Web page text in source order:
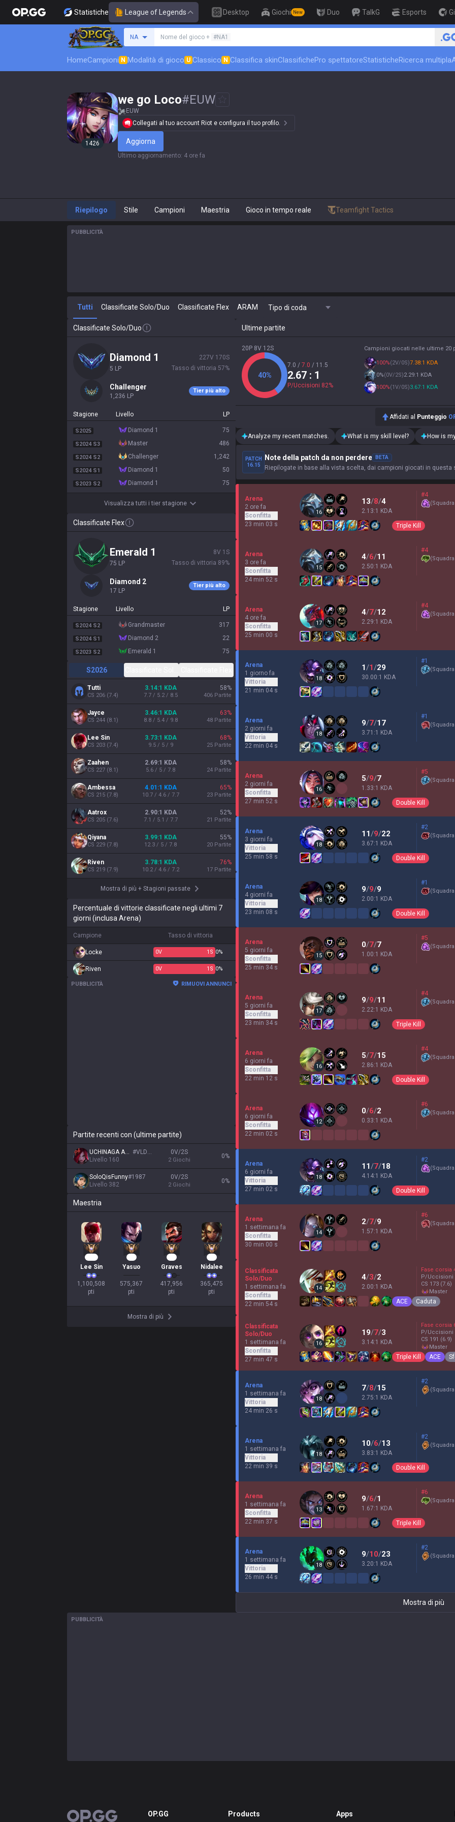
Statistiche League of Legends Desktop Giochi New Duo TalkG Esports
NA
Cerca un evocatore
Nome del gioco + #NA1
HomeCampioni N Modalità di gioco U Classico N Classifica skinClassifichePro spettatoreStatisticheRicerca multipla
1426
we go Loco#EUW
EUW
Collegati al tuo account Riot e configura il tuo profilo.
Aggiorna
Ultimo aggiornamento: 4 ore fa
Riepilogo Stile Campioni Maestria Gioco in tempo reale Teamfight Tactics
PUBBLICITÀ
Tutti Classificate Solo/Duo Classificate Flex ARAM Tipo di coda
Classificate Solo/Duo
diamond 1
5 LP
227V 170S
Tasso di vittoria 57%
challenger
1,236 LP
Tier più alto
Stagione Livello LP
S2025 diamond 1 75
S2024 S3 master 486
S2024 S2 challenger 1,242
S2024 S1 diamond 1 50
S2023 S2 diamond 1 75
Visualizza tutti i tier stagione
Classificate Flex
emerald 1
75 LP
8V 1 S
Tasso di vittoria 89%
diamond 2
17 LP
Tier più alto
Stagione Livello LP
S2024 S2 grandmaster 317
S2024 S1 diamond 2 22
S2023 S2 emerald 1 75
S2026
Tutti
CS 206 (7.4)
3.14:1 KDA
7.7 / 5.2 / 8.5
58%
406 Partite
Jayce
CS 244 (8.1)
3.46:1 KDA
8.8 / 5.4 / 9.8
63%
48 Partite
Lee Sin
CS 203 (7.4)
3.73:1 KDA
9.5 / 5 / 9
68%
25 Partite
Zaahen
CS 227 (8.1)
2.69:1 KDA
5.6 / 5 / 7.8
58%
24 Partite
Ambessa
CS 215 (7.8)
4.01:1 KDA
10.7 / 4.6 / 7.7
65%
23 Partite
Aatrox
CS 205 (7.6)
2.90:1 KDA
7.1 / 5.1 / 7.7
52%
21 Partite
Qiyana
CS 229 (7.8)
3.99:1 KDA
12.3 / 5 / 7.8
55%
20 Partite
Riven
CS 219 (7.9)
3.78:1 KDA
10.2 / 4.6 / 7.2
76%
17 Partite
Mostra di più + Stagioni passate
Percentuale di vittorie classificate negli ultimi 7
giorni (inclusa Arena)
Campione Tasso di vittoria
Locke 0V 1 S 0%
Riven 0V 1 S 0%
PUBBLICITÀ RIMUOVI ANNUNCI
Partite recenti con (ultime partite)
UCHINAGA AERI #VLDSN
Livello 160
0V/2S
2 Giochi
0%
SoloQisFunny#1987
Livello 382
0V/2S
2 Giochi
0%
Maestria
Lee Sin
1,100,508
pti
Yasuo
575,367
pti
Graves
417,956
pti
Nidalee
365,475
pti
Mostra di più
Ultime partite
20P 8V 12S
40%
7.0 / 7.0 / 11.5
2.67 : 1
P/Uccisioni 82%
Campioni giocati nelle ultime 20
100%(2V/0S)7.38:1 KDA
0%(0V/2S)2.29:1 KDA
100%(1V/0S)3.67:1 KDA
Affidati al Punteggio
Analyze my recent matches. What is my skill level? How is
PATCH
16.15
Note della patch da non perdere BETA
Riepilogate in base alla vista scelta, dai campioni giocati in
Arena
2 ore fa
Sconfitta
23 min 03 s
16
13/8/4
2.13:1 KDA
#4
(
Triple Kill
Arena
3 ore fa
Sconfitta
24 min 52 s
15
4/6/11
2.50:1 KDA
#4
(
Arena
4 ore fa
Sconfitta
25 min 00 s
17
4/7/12
2.29:1 KDA
#4
(
Arena
1 giorno fa
Vittoria
21 min 04 s
18
1/1/29
30.00:1 KDA
#1
(
Arena
2 giorni fa
Vittoria
22 min 04 s
18
9/7/17
3.71:1 KDA
#1
(
Arena
2 giorni fa
Sconfitta
27 min 52 s
16
5/9/7
1.33:1 KDA
#5
(
Double Kill
Arena
3 giorni fa
Vittoria
25 min 58 s
18
11/9/22
3.67:1 KDA
#2
(
Double Kill
Arena
4 giorni fa
Vittoria
23 min 08 s
18
9/9/9
2.00:1 KDA
#1
(
Double Kill
Arena
5 giorni fa
Sconfitta
25 min 34 s
15
0/7/7
1.00:1 KDA
#5
(
Arena
5 giorni fa
Sconfitta
23 min 34 s
17
9/9/11
2.22:1 KDA
#4
(
Triple Kill
Arena
6 giorni fa
Sconfitta
22 min 12 s
16
5/7/15
2.86:1 KDA
#4
(
Double Kill
Arena
6 giorni fa
Sconfitta
22 min 02 s
12
0/6/2
0.33:1 KDA
#6
(
Arena
6 giorni fa
Vittoria
27 min 02 s
18
11/7/18
4.14:1 KDA
#2
(
Double Kill
Arena
1 settimana fa
Sconfitta
30 min 00 s
14
2/7/9
1.57:1 KDA
#6
(
Classificata
Solo/Duo
1 settimana fa
Sconfitta
22 min 54 s
14
4/3/2
2.00:1 KDA
Fase corsia
P/Uccisioni
CS 173 (7.6)
master
ACE Caduta
Classificata
Solo/Duo
1 settimana fa
Sconfitta
27 min 47 s
16
19/7/3
3.14:1 KDA
Fase corsia
P/Uccisioni
CS 191 (6.9)
master
Triple Kill ACE
Arena
1 settimana fa
Vittoria
24 min 26 s
18
7/8/15
2.75:1 KDA
#2
(
Arena
1 settimana fa
Vittoria
22 min 39 s
18
10/6/13
3.83:1 KDA
#2
(
Double Kill
Arena
1 settimana fa
Sconfitta
22 min 37 s
13
9/6/1
1.67:1 KDA
#6
(
Triple Kill
Arena
1 settimana fa
Vittoria
26 min 44 s
18
9/10/23
3.20:1 KDA
#2
(
Mostra di più
PUBBLICITÀ
OP.GG OP.GG Products Apps